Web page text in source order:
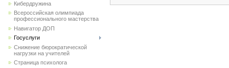
Кибердружина
Всероссийская олимпиада
профессионального мастерства
Навигатор ДОП
Госуслуги
Снижение бюрократической
нагрузки на учителей
Страница психолога